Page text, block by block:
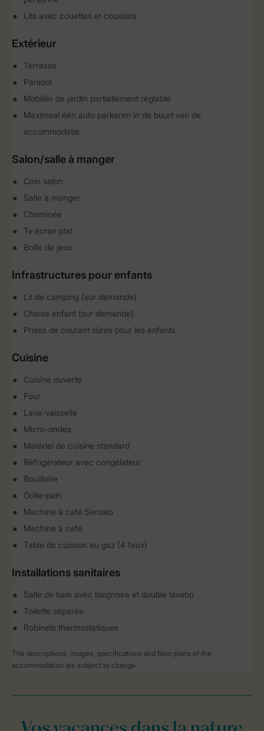
Lits avec couettes et coussins
Extérieur
Terrasse
Parasol
Mobilier de jardin partiellement réglable
Maximaal één auto parkeren in de buurt van de
accommodatie
Salon/salle à manger
Coin salon
Salle à manger
Cheminée
Tv écran plat
Boîte de jeux
Infrastructures pour enfants
Lit de camping (sur demande)
Chaise enfant (sur demande)
Prises de courant sûres pour les enfants
Cuisine
Cuisine ouverte
Four
Lave-vaisselle
Micro-ondes
Matériel de cuisine standard
Réfrigérateur avec congélateur
Bouilloire
Grille-pain
Machine à café Senseo
Machine à café
Table de cuisson au gaz (4 feux)
Installations sanitaires
Salle de bain avec baignoire et double lavabo
Toilette séparée
Robinets thermostatiques
The descriptions, images, specifications and floor plans of the
accommodation are subject to change.